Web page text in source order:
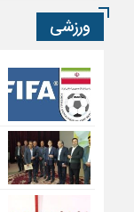
ورزشی